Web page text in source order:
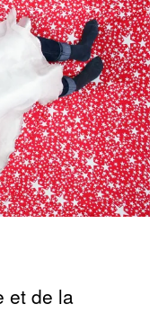
et de la